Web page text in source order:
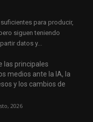
para producir,
siguen teniendo
datos y...
las principales
medios ante la IA, la
y los cambios de
2026